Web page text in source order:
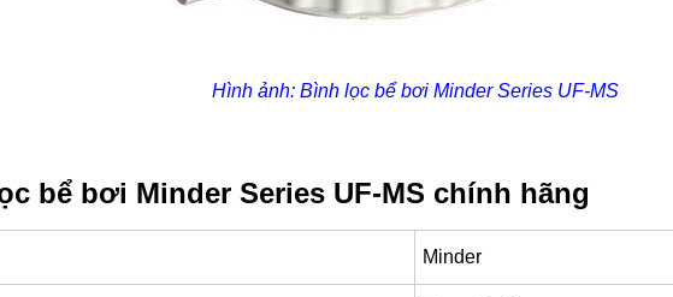
Hình ảnh: Bình lọc bể bơi Minder Series UF-MS
bể bơi Minder Series UF-MS chính hãng
Minder